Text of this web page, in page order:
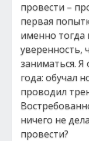
провести –
первая
именно тогда
уверенность,
заниматься.
года: обучал
проводил
ничего не
провести?